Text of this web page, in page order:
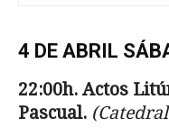
4 DE ABRIL
22:00h. Actos
Pas­cual.